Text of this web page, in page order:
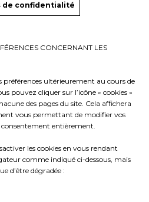
de confidentialité
CONCERNANT LES
préférences ultérieurement au cours de
pouvez cliquer sur l’icône « cookies »
des pages du site. Cela affichera
vous permettant de modifier vos
entièrement.
les cookies en vous rendant
comme indiqué ci-dessous, mais
d’être dégradée :